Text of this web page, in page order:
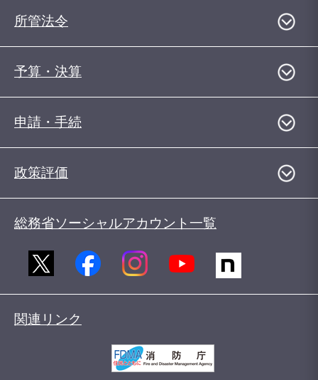
所管法令
予算・決算
申請・手続
政策評価
総務省ソーシャルアカウント一覧
関連リンク